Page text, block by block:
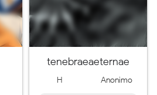
tenebraeaeternae
H Anonimo